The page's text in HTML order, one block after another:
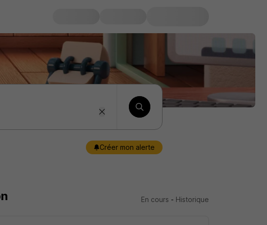
Créer mon alerte
En cours - Historique